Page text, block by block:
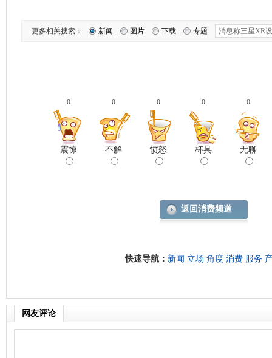
更多相关搜索： 新闻 图片 下载 专题
0
震惊
0
不解
0
愤怒
0
杯具
0
无聊
返回消费频道
快速导航： 新闻 立场 角度 消费 服务
网友评论